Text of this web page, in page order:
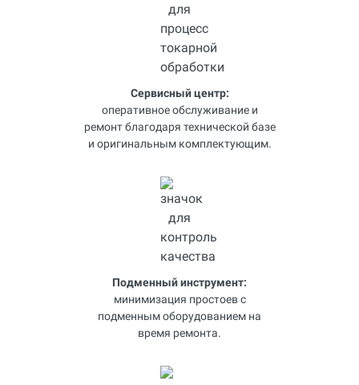
Сервисный центр:
оперативное обслуживание и
ремонт благодаря технической базе
и оригинальным комплектующим.
Подменный инструмент:
минимизация простоев с
подменным оборудованием на
время ремонта.